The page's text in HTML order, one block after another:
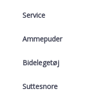
Service
Ammepuder
Bidelegetøj
Suttesnore